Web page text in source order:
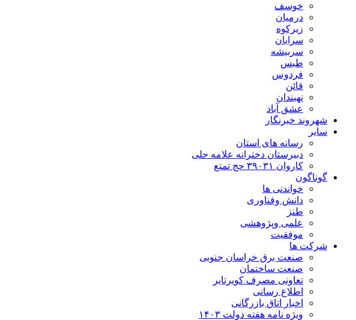
خوسف
درمیان
زیرکوه
سرایان
سربیشه
طبس
فردوس
قائن
نهبندان
عشق آباد
شهروند خبرنگار
سایر
رسانه های استان
دبیرستان دخترانه علامه حلی
کاروان ۳۹۰۳۱ حج تمتع
گوناگون
خواندنی ها
دانش وفناوری
طنز
علمی وپژوهشی
موفقیت
شرکت ها
صنعت برق خراسان جنوبی
صنعت ساختمان
تعاونی مصرف کویرتایر
اطلاع رسانی
اخبار اتاق بازرگانی
ویژه نامه هفته دولت ۱۴۰۳